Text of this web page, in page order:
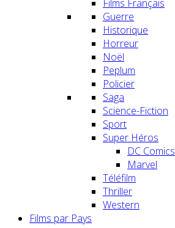
Films Français
Guerre
Historique
Horreur
Noël
Peplum
Policier
Saga
Science-Fiction
Sport
Super Héros
DC Comics
Marvel
Téléfilm
Thriller
Western
Films par Pays